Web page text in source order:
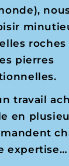
roches
pierres
travail
en
expertise…